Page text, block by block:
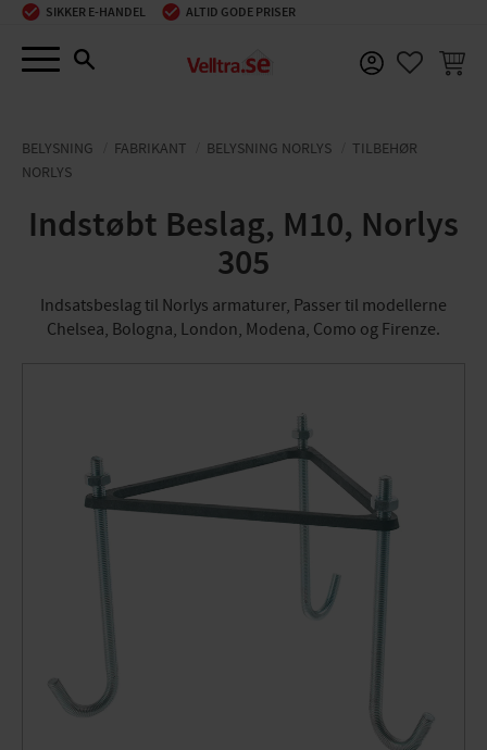
Menu
SIKKER E-HANDEL ALTID GODE PRISER
BELYSNING FABRIKANT BELYSNING NORLYS
TILBEHØR
NORLYS
Indstøbt Beslag, M10, Norlys
305
Indsatsbeslag til Norlys armaturer, Passer til modellerne
Chelsea, Bologna, London, Modena, Como og Firenze.